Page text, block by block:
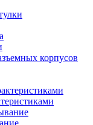
корпусов